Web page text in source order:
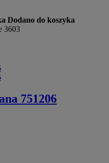
Dodano do koszyka
3603
751206